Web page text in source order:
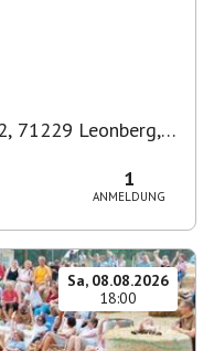
71229 Leonberg,
1
ANMELDUNG
Sa, 08.08.2026
18:00